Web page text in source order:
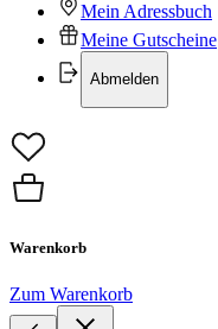
Mein Adressbuch
Meine Gutscheine
Abmelden
Warenkorb
Zum Warenkorb